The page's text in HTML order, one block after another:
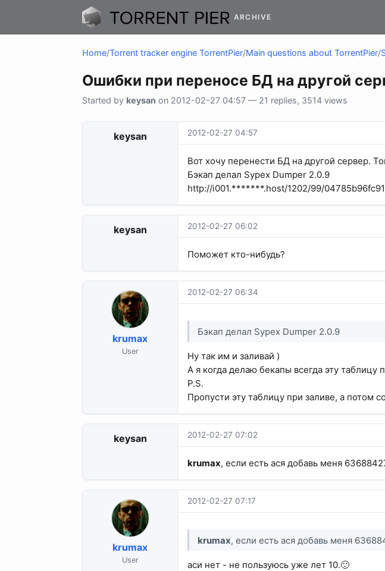
ARCHIVE
Home/Torrent tracker engine TorrentPier/Main questions about TorrentPier/
Ошибки при переносе БД на другой
Started by keysan on 2012-02-27 04:57 — 21 replies, 3514 views
keysan 2012-02-27 04:57
Вот хочу перенести БД на другой сервер.
Бэкап делал Sypex Dumper 2.0.9
http://i001.*******.host/1202/99/
keysan 2012-02-27 06:02
Поможет кто-нибудь?
krumax
User
2012-02-27 06:34
Бэкап делал Sypex Dumper 2.0.9
Ну так им и заливай )
А я когда делаю бекапы всегда эту
P.S.
Пропусти эту таблицу при заливе, а потом
keysan 2012-02-27 07:02
krumax, если есть ася добавь меня
krumax
User
2012-02-27 07:17
krumax, если есть ася добавь меня
аси нет - не пользуюсь уже лет 10.🙂